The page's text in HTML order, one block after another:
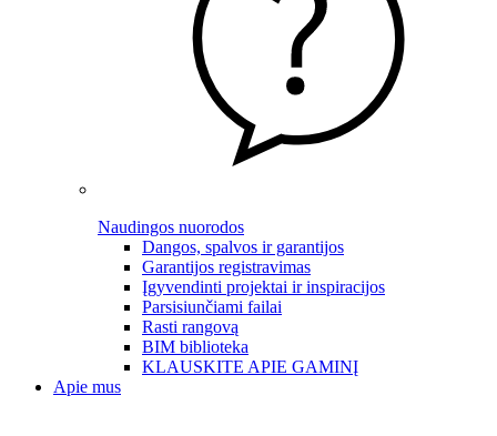
Naudingos nuorodos
Dangos, spalvos ir garantijos
Garantijos registravimas
Įgyvendinti projektai ir inspiracijos
Parsisiunčiami failai
Rasti rangovą
BIM biblioteka
KLAUSKITE APIE GAMINĮ
Apie mus